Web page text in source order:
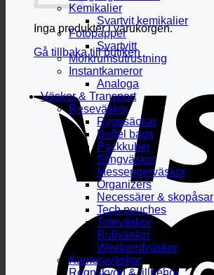
Inga produkter i varukorgen.
Gå tillbaka till butiken
Kemikalier
Svartvit kemikalier
Fotopapper
Svartvitt
Mörkrumsutrustning
Instantkameror
Analoga
Väskor & Transport
Reseväskor
Ryggsäckar
Duffel bags
Packkuber
Slingväskor
Messengerväskor
Organizers
Necessärer & skopåsar
Tech pouches
Toteväskor
Rullväskor
Weekendväskor
Kameraväskor
Regnskydd & tillbehör